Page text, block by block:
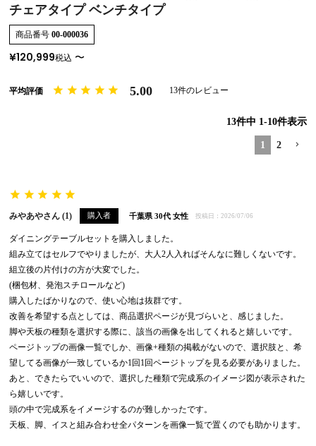
チェアタイプ ベンチタイプ
商品番号 00-000036
¥120,999税込 〜
5.00 13
13件中 1-10件表示
1 2
みやあや 1 購入者 千葉県 30代 女性 投稿日 2026/07/06
ダイニングテーブルセットを購入しました。
組み立てはセルフでやりましたが、大人2人入ればそんなに難しくないです。
組立後の片付けの方が大変でした。
(梱包材、発泡スチロールなど)
購入したばかりなので、使い心地は抜群です。
改善を希望する点としては、商品選択ページが見づらいと、感じました。
脚や天板の種類を選択する際に、該当の画像を出してくれると嬉しいです。
ページトップの画像一覧でしか、画像+種類の掲載がないので、選択肢と、希
望してる画像が一致しているか1回1回ページトップを見る必要がありました。
あと、できたらでいいので、選択した種類で完成系のイメージ図が表示された
ら嬉しいです。
頭の中で完成系をイメージするのが難しかったです。
天板、脚、イスと組み合わせ全パターンを画像一覧で置くのでも助かります。